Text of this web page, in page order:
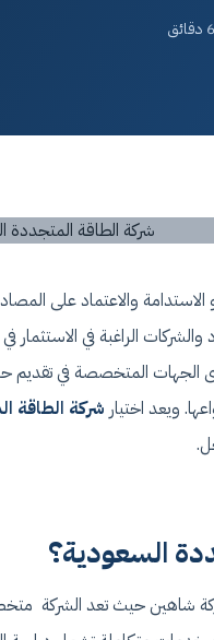
الاستدامة والاعتماد على
الراغبة في الاستثمار
الجهات المتخصصة في تقديم
ويعد اختيار شركة الطاقة
السعودية؟
شاهين حيث تعد الشركة